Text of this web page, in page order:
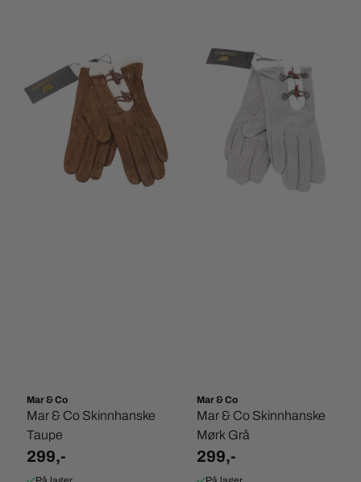
Mar & Co
Mar & Co Skinnhanske
Taupe
299,-
Mar & Co
Mar & Co Skinnhanske
Mørk Grå
299,-